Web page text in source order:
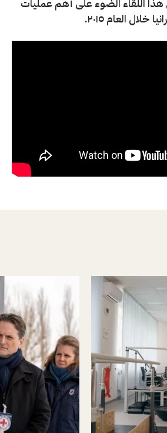
اللقاء الضوء على أهم عمليات
خلال العام ٢٠١٥.